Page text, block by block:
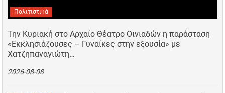
Πολιτιστικά
Την Κυριακή στο Αρχαίο Θέατρο Οινιαδών η παράσταση
«Εκκλησιάζουσες – Γυναίκες στην εξουσία» με
Χατζηπαναγιώτη…
2026-08-08